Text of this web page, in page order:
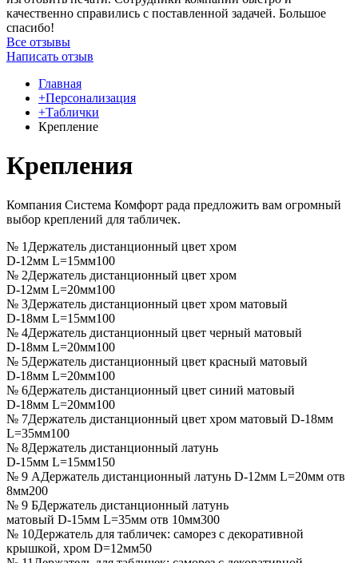
качественно справились с поставленной задачей. Большое
спасибо!
Все отзывы
Написать отзыв
Главная
+Персонализация
+Таблички
Крепление
Крепления
Компания Система Комфорт рада предложить вам огромный
выбор креплений для табличек.
№ 1 Держатель дистанционный цвет хром
D-12мм L=15мм100
№ 2Держатель дистанционный цвет хром
D-12мм L=20мм100
№ 3Держатель дистанционный цвет хром матовый
D-18мм L=15мм100
№ 4Держатель дистанционный цвет черный матовый
D-18мм L=20мм100
№ 5Держатель дистанционный цвет красный матовый
D-18мм L=20мм100
№ 6Держатель дистанционный цвет синий матовый
D-18мм L=20мм100
№ 7Держатель дистанционный цвет хром матовый D-18мм
L=35мм100
№ 8Держатель дистанционный латунь
D-15мм L=15мм150
№ 9 АДержатель дистанционный латунь D-12мм L=20мм отв
8мм200
№ 9 БДержатель дистанционный латунь
матовый D-15мм L=35мм отв 10мм300
№ 10Держатель для табличек: саморез с декоративной
крышкой, хром D=12мм50